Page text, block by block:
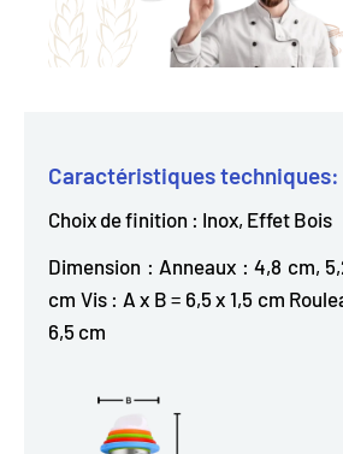
Caractéristiques techniques:
Choix de finition : Inox, Effet Bois
Dimension : Anneaux : 4,8 cm,
cm Vis : A x B = 6,5 x 1,5 cm
6,5 cm